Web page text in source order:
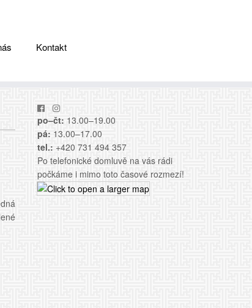
Kontakt
po–čt: 13.00–19.00
pá: 13.00–17.00
tel.: +420 731 494 357
Po telefonické domluvě na vás rádi
počkáme i mimo toto časové rozmezí!